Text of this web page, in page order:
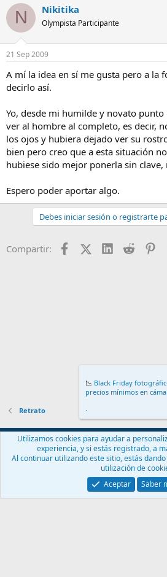
N Nikitika
Olympista Participante
21 Sep 2009
A mí la idea en sí me gusta pero a la
decirlo así.
Yo, desde mi humilde y novato
ver al hombre al completo, es decir,
los ojos y hubiera dejado ver su
bien pero creo que a esta situación
hubiese sido mejor ponerla sin clave,
Espero poder aportar algo.
Debes iniciar sesión o registrarte
Compartir: FacebookX (Twitter)
LinkedIn
Reddit
Retrato
Español (ES)
Contáctanos
Términos y reglas Política
Community platform by XenForo® © 2010-2024
📉 Black Friday
precios mínimos en
.
Utilizamos cookies para ayudar a
experiencia, y si estás registrado, a
Al continuar utilizando este sitio, estás
utilización de
Aceptar
Saber